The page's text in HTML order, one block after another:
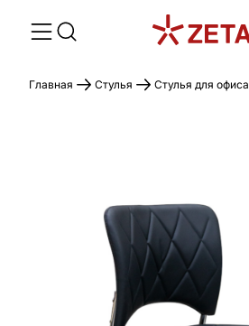
Главная Стулья Стулья для офиса